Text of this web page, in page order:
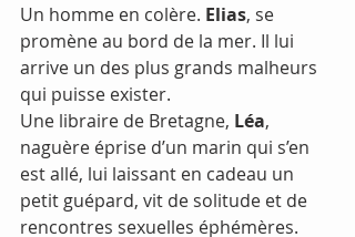
Un homme en colère. Elias, se
promène au bord de la mer. Il lui
arrive un des plus grands malheurs
qui puisse exister.
Une libraire de Bretagne, Léa,
naguère éprise d’un marin qui s’en
est allé, lui laissant en cadeau un
petit guépard, vit de solitude et de
rencontres sexuelles éphémères.